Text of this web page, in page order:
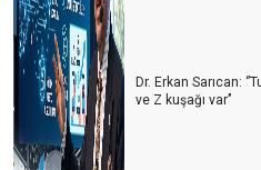
Dr. Erkan Sarıcan:
ve Z kuşağı var’’